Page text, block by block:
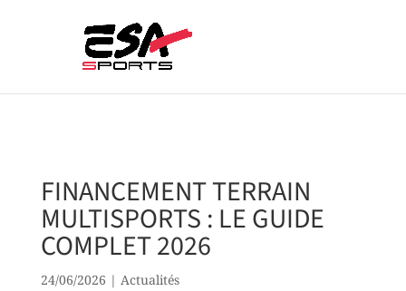
FINANCEMENT TERRAIN
MULTISPORTS : LE GUIDE
COMPLET 2026
24/06/2026 | Actualités